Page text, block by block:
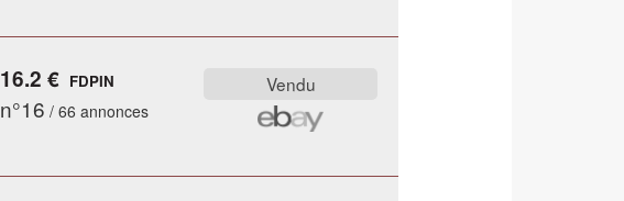
16.2 € FDPIN
n°16 / 66 annonces